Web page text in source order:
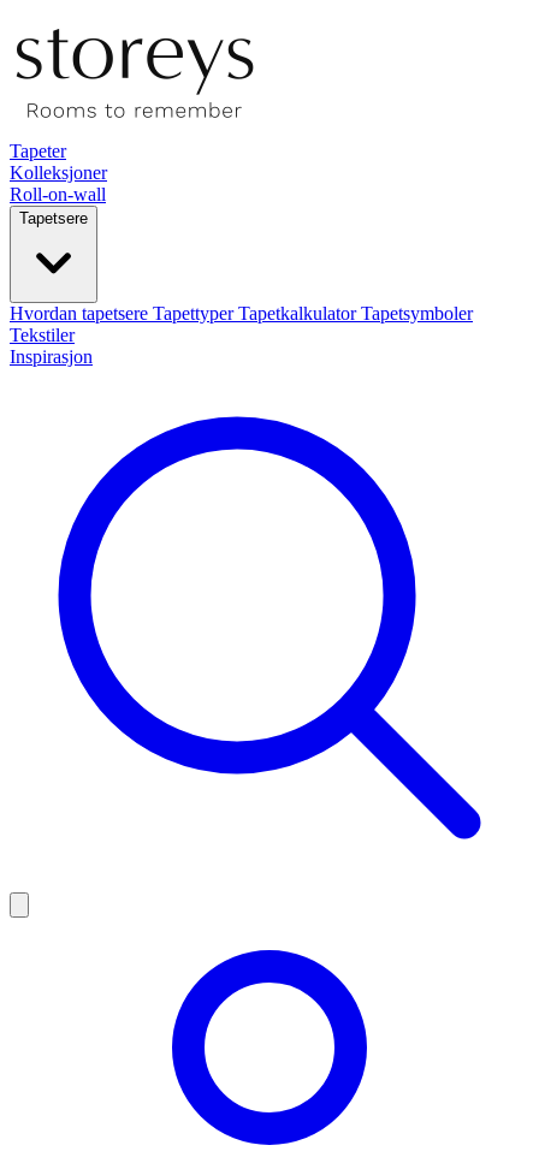
Tapeter
Kolleksjoner
Roll-on-wall
Tapetsere
Hvordan tapetsere TapettyperTapetkalkulatorTapetsymboler
Tekstiler
Inspirasjon